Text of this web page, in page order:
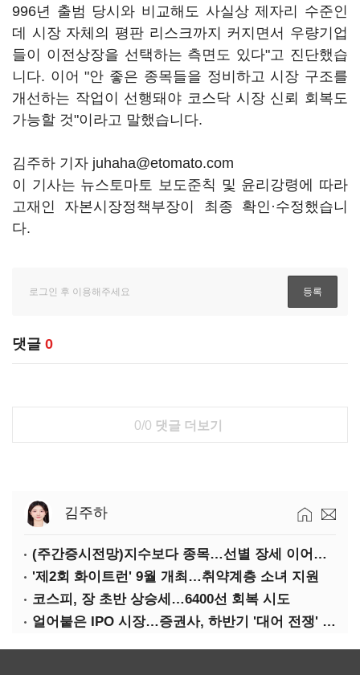
996년 출범 당시와 비교해도 사실상 제자리 수준인
데 시장 자체의 평판 리스크까지 커지면서 우량기업
들이 이전상장을 선택하는 측면도 있다"고 진단했습
니다. 이어 "안 좋은 종목들을 정비하고 시장 구조를
개선하는 작업이 선행돼야 코스닥 시장 신뢰 회복도
가능할 것"이라고 말했습니다.
김주하 기자 juhaha@etomato.com
이 기사는 뉴스토마토 보도준칙 및 윤리강령에 따라
고재인 자본시장정책부장이 최종 확인·수정했습니
다.
댓글 0
0/0 댓글 더보기
김주하
(주간증시전망)지수보다 종목…선별 장세 이어진다
'제2회 화이트런' 9월 개최…취약계층 소녀 지원
코스피, 장 초반 상승세…6400선 회복 시도
얼어붙은 IPO 시장…증권사, 하반기 '대어 전쟁' 기대